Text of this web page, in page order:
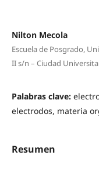
Nilton Mecola
Escuela de Posgrado,
II s/n – Ciudad
Palabras clave:
electrodos, materia
Resumen